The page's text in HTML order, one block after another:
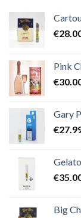
€
Pink
€
Gary
€
€
Big